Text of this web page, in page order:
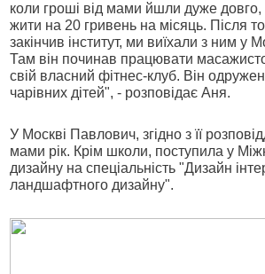
коли гроші від мами йшли дуже
жити на 20 гривень на місяць. Після
закінчив інститут, ми виїхали з ним у
Там він починав працювати
свій власний фітнес-клуб. Він
чарівних дітей", - розповідає Аня.
У Москві Павлович, згідно з її
мами рік. Крім школи, поступила у
дизайну на спеціальність "Дизайн
ландшафтного дизайну".